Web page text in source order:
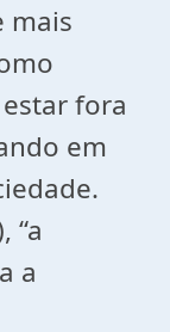
mais
fora
em
“a
a